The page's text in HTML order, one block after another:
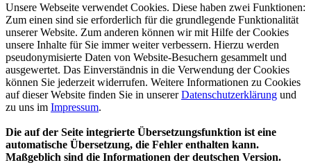
Unsere Webseite verwendet Cookies. Diese haben zwei Funktionen:
Zum einen sind sie erforderlich für die grundlegende Funktionalität
unserer Website. Zum anderen können wir mit Hilfe der Cookies
unsere Inhalte für Sie immer weiter verbessern. Hierzu werden
pseudonymisierte Daten von Website-Besuchern gesammelt und
ausgewertet. Das Einverständnis in die Verwendung der Cookies
können Sie jederzeit widerrufen. Weitere Informationen zu Cookies
auf dieser Website finden Sie in unsererDatenschutzerklärung und
zu uns im Impressum.
Die auf der Seite integrierte Übersetzungsfunktion ist eine
automatische Übersetzung, die Fehler enthalten kann.
Maßgeblich sind die Informationen der deutschen Version.